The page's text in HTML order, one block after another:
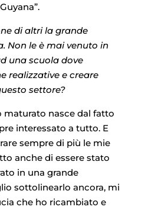
di altri la grande
Non le è mai venuto in
una scuola dove
realizzative e creare
settore?
maturato nasce dal fatto
interessato a tutto. E
sempre di più le mie
anche di essere stato
in una grande
sottolinearlo ancora, mi
che ho ricambiato e